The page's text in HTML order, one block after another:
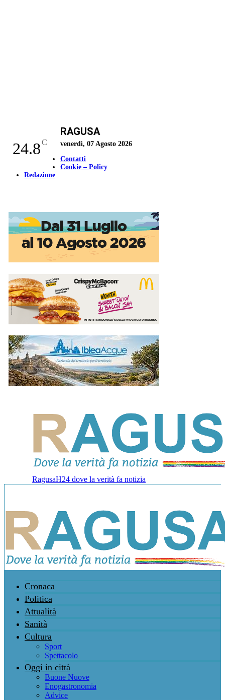
24.8C
RAGUSA
venerdì, 07 Agosto 2026
Contatti
Cookie – Policy
Redazione
RagusaH24 dove la verità fa notizia
Cronaca
Politica
Attualità
Sanità
Cultura
Sport
Spettacolo
Oggi in città
Buone Nuove
Enogastronomia
Advice